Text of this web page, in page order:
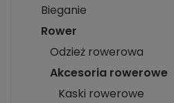
Bieganie
Rower
Odzież rowerowa
Akcesoria rowerowe
Kaski rowerowe